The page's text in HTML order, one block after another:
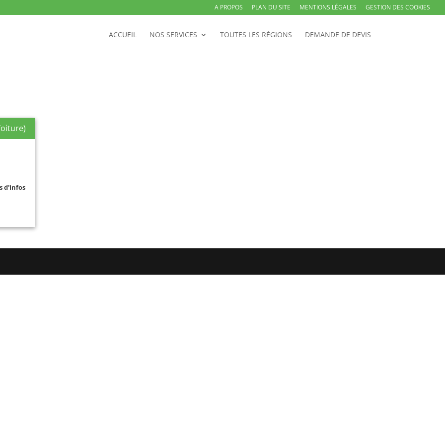
A PROPOS PLAN DU SITE MENTIONS LÉGALES GESTION DES COOKIES
ACCUEIL NOS SERVICES TOUTES LES RÉGIONS DEMANDE DE DEVIS
d'infos